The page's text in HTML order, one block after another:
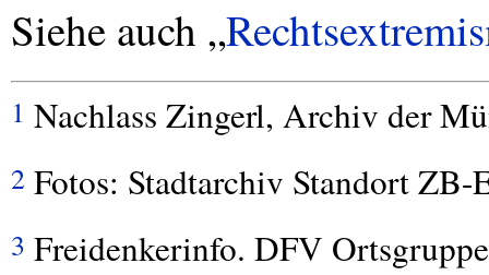
Siehe auch „
1 Nachlass Zingerl, Archiv der
2 Fotos: Stadtarchiv Standort
3 Freidenkerinfo. DFV